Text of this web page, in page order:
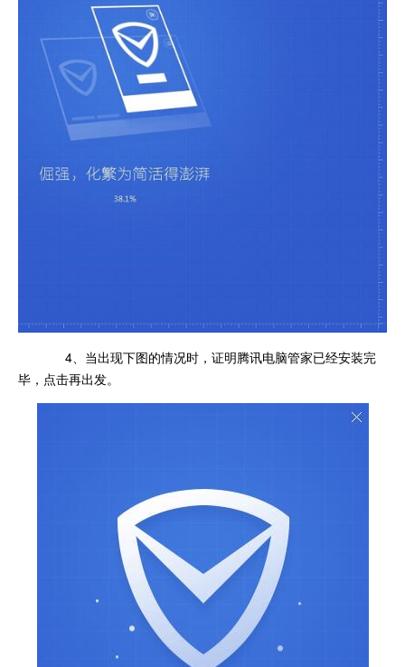
4、当出现下图的情况时，证明腾讯电脑管家已经安装完
毕，点击再出发。